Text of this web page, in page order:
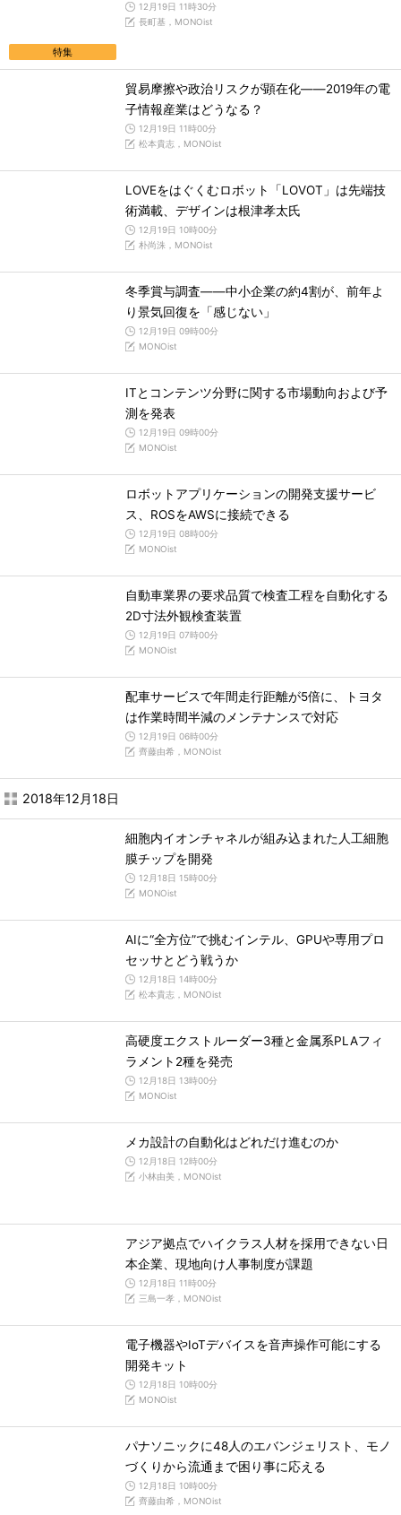
特集
12月19日 11時30分
長町基，MONOist
貿易摩擦や政治リスクが顕在化――2019年の電
子情報産業はどうなる？
12月19日 11時00分
松本貴志，MONOist
LOVEをはぐくむロボット「LOVOT」は先端技
術満載、デザインは根津孝太氏
12月19日 10時00分
朴尚洙，MONOist
冬季賞与調査――中小企業の約4割が、前年よ
り景気回復を「感じない」
12月19日 09時00分
MONOist
ITとコンテンツ分野に関する市場動向および予
測を発表
12月19日 09時00分
MONOist
ロボットアプリケーションの開発支援サービ
ス、ROSをAWSに接続できる
12月19日 08時00分
MONOist
自動車業界の要求品質で検査工程を自動化する
2D寸法外観検査装置
12月19日 07時00分
MONOist
配車サービスで年間走行距離が5倍に、トヨタ
は作業時間半減のメンテナンスで対応
12月19日 06時00分
齊藤由希，MONOist
2018年12月18日
細胞内イオンチャネルが組み込まれた人工細胞
膜チップを開発
12月18日 15時00分
MONOist
AIに“全方位”で挑むインテル、GPUや専用プロ
セッサとどう戦うか
12月18日 14時00分
松本貴志，MONOist
高硬度エクストルーダー3種と金属系PLAフィ
ラメント2種を発売
12月18日 13時00分
MONOist
メカ設計の自動化はどれだけ進むのか
12月18日 12時00分
小林由美，MONOist
アジア拠点でハイクラス人材を採用できない日
本企業、現地向け人事制度が課題
12月18日 11時00分
三島一孝，MONOist
電子機器やIoTデバイスを音声操作可能にする
開発キット
12月18日 10時00分
MONOist
パナソニックに48人のエバンジェリスト、モノ
づくりから流通まで困り事に応える
12月18日 10時00分
齊藤由希，MONOist